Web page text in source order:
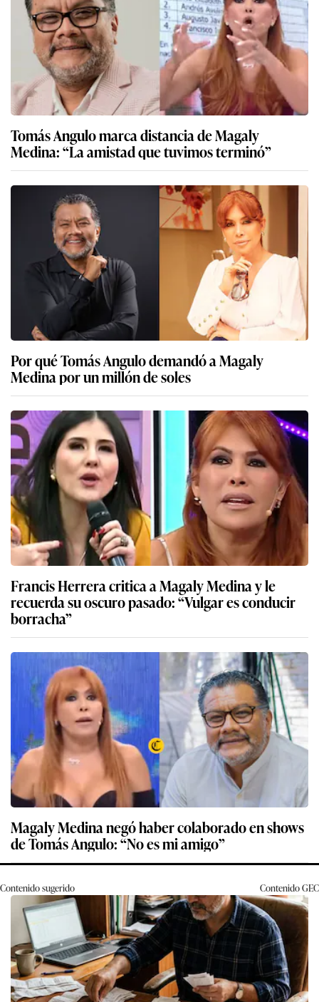
Tomás Angulo marca distancia de Magaly
Medina: “La amistad que tuvimos terminó”
Por qué Tomás Angulo demandó a Magaly
Medina por un millón de soles
Francis Herrera critica a Magaly Medina y le
recuerda su oscuro pasado: “Vulgar es conducir
borracha”
Magaly Medina negó haber colaborado en shows
de Tomás Angulo: “No es mi amigo”
Contenido sugerido ContenidoGEC